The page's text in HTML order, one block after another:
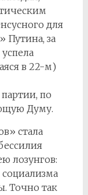
для
за
в 22-м)
по
Думу.
стала
лозунгов:
Точно так